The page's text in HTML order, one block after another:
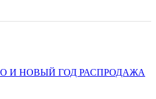
И НОВЫЙ ГОД РАСПРОДАЖА